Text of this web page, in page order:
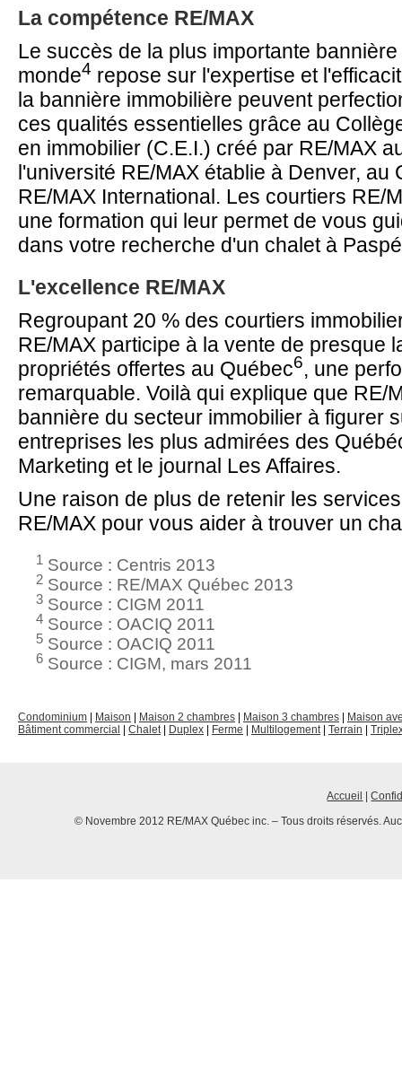
La compétence RE/MAX
Le succès de la plus importante
monde4 repose sur l'expertise et
la bannière immobilière peuvent
ces qualités essentielles grâce au
en immobilier (C.E.I.) créé par RE/MAX
l'université RE/MAX établie à Denver, au
RE/MAX International. Les courtiers RE/
une formation qui leur permet de vous
dans votre recherche d'un chalet à
L'excellence RE/MAX
Regroupant 20 % des courtiers
RE/MAX participe à la vente de presque
propriétés offertes au Québec6, une
remarquable. Voilà qui explique que RE/
bannière du secteur immobilier à figurer
entreprises les plus admirées des
Marketing et le journal Les Affaires.
Une raison de plus de retenir les
RE/MAX pour vous aider à trouver un
1 Source : Centris 2013
2 Source : RE/MAX Québec 2013
3 Source : CIGM 2011
4 Source : OACIQ 2011
5 Source : OACIQ 2011
6 Source : CIGM, mars 2011
Condominium Maison Maison 2 chambres Maison 3 chambres
Maison
Bâtiment commercial
Chalet| Duplex Ferme Multilogement| Terrain
Accueil |
© Novembre 2012 RE/MAX Québec inc. – Tous droits réservés.